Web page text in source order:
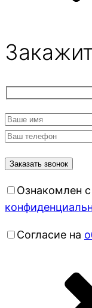
Ознакомлен с
Согласие на